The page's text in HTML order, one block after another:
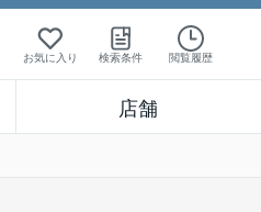
お気に入り 検索条件 閲覧履歴
店舗